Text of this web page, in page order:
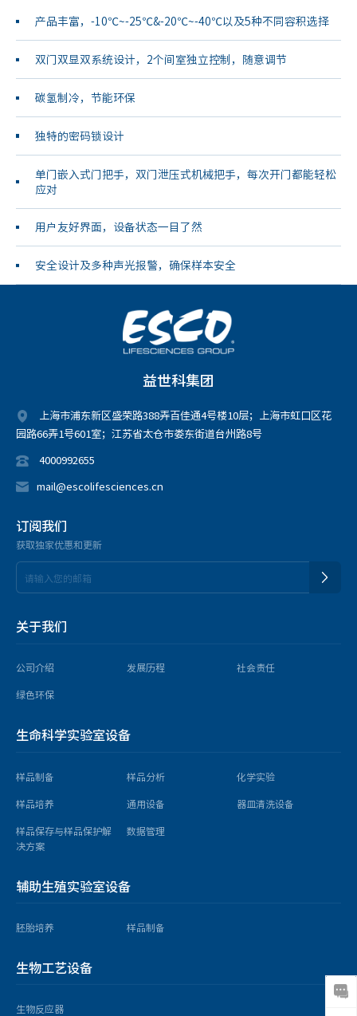
产品丰富，-10℃~-25℃&-20℃~-40℃以及5种不同容积选择
双门双显双系统设计，2个间室独立控制，随意调节
碳氢制冷，节能环保
独特的密码锁设计
单门嵌入式门把手，双门泄压式机械把手，每次开门都能轻松
应对
用户友好界面，设备状态一目了然
安全设计及多种声光报警，确保样本安全
益世科集团
上海市浦东新区盛荣路388弄百佳通4号楼10层；上海市虹口区花
园路66弄1号601室；江苏省太仓市娄东街道台州路8号
4000992655
mail@escolifesciences.cn
订阅我们
获取独家优惠和更新
关于我们
公司介绍 发展历程
社会责任
绿色环保
生命科学实验室设备
样品制备 样品分析
化学实验
样品培养
通用设备
器皿清洗设备
样品保存与样品保护解
决方案
数据管理
辅助生殖实验室设备
胚胎培养 样品制备
生物工艺设备
生物反应器